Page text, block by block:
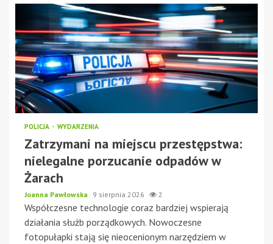
POLICJA WYDARZENIA
Zatrzymani na miejscu przestępstwa:
nielegalne porzucanie odpadów w
Żarach
Joanna Pawłowska 9 sierpnia 2026 2
Współczesne technologie coraz bardziej wspierają
działania służb porządkowych. Nowoczesne
fotopułapki stają się nieocenionym narzędziem w